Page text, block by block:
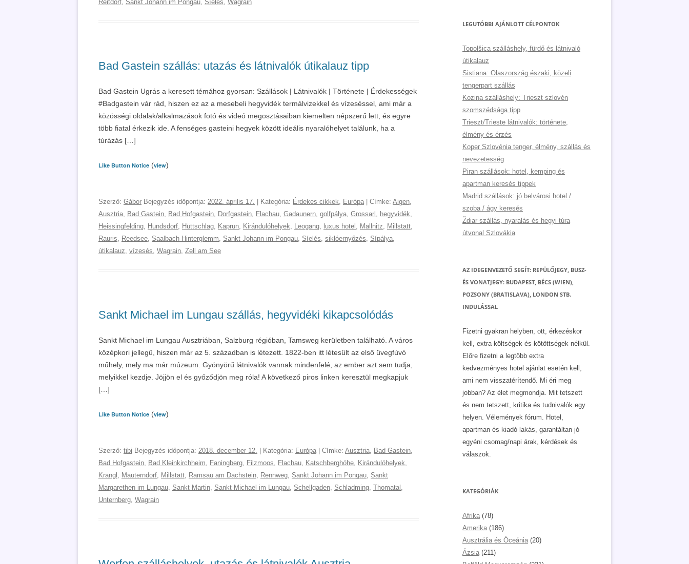
Reitdorf, Sankt Johann im Pongau, Síelés, Wagrain
Bad Gastein szállás: utazás és látnivalók útikalauz tipp
Bad Gastein Ugrás a keresett témához gyorsan: Szállások | Látnivalók | Története | Érdekességek
#Badgastein vár rád, hiszen ez az a mesebeli hegyvidék termálvizekkel és vízeséssel, ami már a
közösségi oldalak/alkalmazások fotó és videó megosztásaiban kiemelten népszerű lett, és egyre
több fiatal érkezik ide. A fenséges gasteini hegyek között ideális nyaralóhelyet találunk, ha a
túrázás […]
Like Button Notice (view)
Szerző: Gábor Bejegyzés időpontja: 2022. április 17. | Kategória: Érdekes cikkek, Európa | Címke: Aigen,
Ausztria, Bad Gastein, Bad Hofgastein, Dorfgastein, Flachau, Gadaunern, golfpálya, Grossarl , hegyvidék,
Heissingfelding, Hundsdorf, Hüttschlag, Kaprun, Kirándulóhelyek, Leogang, luxus hotel , Mallnitz, Millstatt,
Rauris, Reedsee, Saalbach Hinterglemm, Sankt Johann im Pongau, Síelés, siklóernyőzés, Sípálya,
útikalauz, vízesés, Wagrain, Zell am See
Sankt Michael im Lungau szállás, hegyvidéki kikapcsolódás
Sankt Michael im Lungau Ausztriában, Salzburg régióban, Tamsweg kerületben található. A város
középkori jellegű, hiszen már az 5. században is létezett. 1822-ben itt létesült az első üvegfúvó
műhely, mely ma már múzeum. Gyönyörű látnivalók vannak mindenfelé, az ember azt sem tudja,
melyikkel kezdje. Jöjjön el és győződjön meg róla! A következő piros linken keresztül megkapjuk
[…]
Like Button Notice (view)
Szerző: tibi Bejegyzés időpontja: 2018. december 12. | Kategória: Európa | Címke: Ausztria, Bad Gastein,
Bad Hofgastein, Bad Kleinkirchheim, Faningberg, Filzmoos, Flachau, Katschberghöhe, Kirándulóhelyek,
Krangl , Mauterndorf, Millstatt, Ramsau am Dachstein, Rennweg, Sankt Johann im Pongau, Sankt
Margarethen im Lungau, Sankt Martin, Sankt Michael im Lungau, Schellgaden, Schladming, Thomatal ,
Unternberg, Wagrain
LEGUTÓBBI AJÁNLOTT CÉLPONTOK
Topolšica szálláshely, fürdő és látnivaló
útikalauz
Sistiana: Olaszország északi, közeli
tengerpart szállás
Kozina szálláshely: Trieszt szlovén
szomszédsága tipp
Trieszt/Trieste látnivalók: története,
élmény és érzés
Koper Szlovénia tenger, élmény, szállás és
nevezetesség
Piran szállások: hotel, kemping és
apartman keresés tippek
Madrid szállások: jó belvárosi hotel /
szoba / ágy keresés
Ždiar szállás, nyaralás és hegyi túra
útvonal Szlovákia
AZ IDEGENVEZETŐ SEGÍT: REPÜLŐJEGY, BUSZ-
ÉS VONATJEGY: BUDAPEST, BÉCS (WIEN),
POZSONY (BRATISLAVA), LONDON STB.
INDULÁSSAL
Fizetni gyakran helyben, ott, érkezéskor
kell, extra költségek és kötöttségek nélkül.
Előre fizetni a legtöbb extra
kedvezményes hotel ajánlat esetén kell,
ami nem visszatérítendő. Mi éri meg
jobban? Az élet megmondja. Mit tetszett
és nem tetszett, kritika és tudnivalók egy
helyen. Vélemények fórum. Hotel,
apartman és kiadó lakás, garantáltan jó
egyéni csomag/napi árak, kérdések és
válaszok.
KATEGÓRIÁK
Afrika (78)
Amerika (186)
Ausztrália és Óceánia (20)
Ázsia (211)